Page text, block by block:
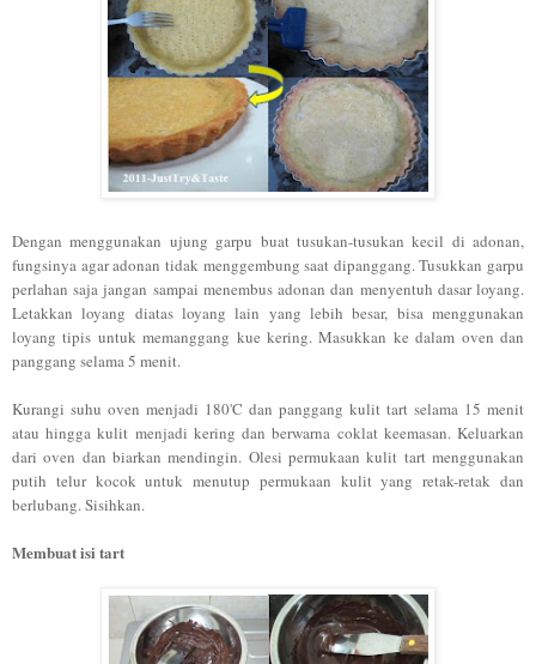
Dengan menggunakan ujung garpu buat tusukan-tusukan kecil di adonan,
fungsinya agar adonan tidak menggembung saat dipanggang. Tusukkan garpu
perlahan saja jangan sampai menembus adonan dan menyentuh dasar loyang.
Letakkan loyang diatas loyang lain yang lebih besar, bisa menggunakan
loyang tipis untuk memanggang kue kering. Masukkan ke dalam oven dan
panggang selama 5 menit.
Kurangi suhu oven menjadi 180'C dan panggang kulit tart selama 15 menit
atau hingga kulit menjadi kering dan berwarna coklat keemasan. Keluarkan
dari oven dan biarkan mendingin. Olesi permukaan kulit tart menggunakan
putih telur kocok untuk menutup permukaan kulit yang retak-retak dan
berlubang. Sisihkan.
Membuat isi tart